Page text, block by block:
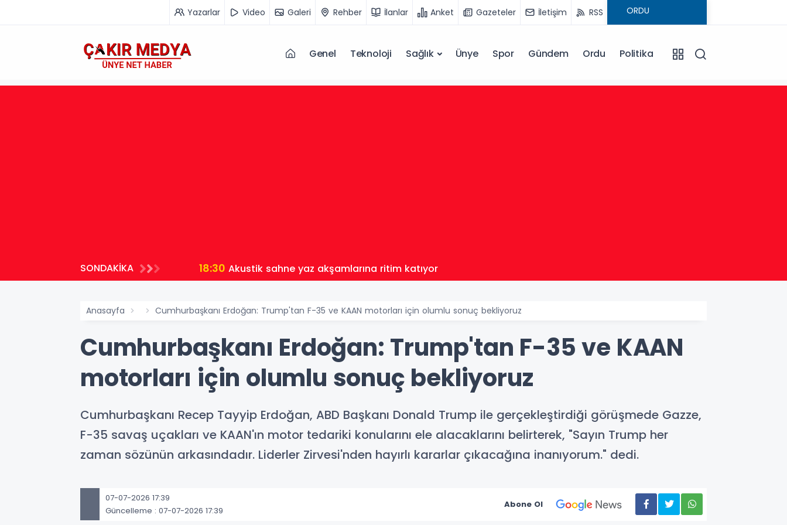
Yazarlar Video Galeri Rehber İlanlar Anket Gazeteler İletişim RSS
Genel Teknoloji Sağlık Ünye Spor Gündem Ordu Politika
SONDAKİKA 18:30 Akustik sahne yaz akşamlarına ritim katıyor
Anasayfa Cumhurbaşkanı Erdoğan: Trump'tan F-35 ve KAAN motorları için olumlu sonuç bekliyoruz
Cumhurbaşkanı Erdoğan: Trump'tan F-35 ve KAAN
motorları için olumlu sonuç bekliyoruz
Cumhurbaşkanı Recep Tayyip Erdoğan, ABD Başkanı Donald Trump ile gerçekleştirdiği görüşmede Gazze,
F-35 savaş uçakları ve KAAN'ın motor tedariki konularını ele alacaklarını belirterek, "Sayın Trump her
zaman sözünün arkasındadır. Liderler Zirvesi'nden hayırlı kararlar çıkacağına inanıyorum." dedi.
07-07-2026 17:39
Güncelleme : 07-07-2026 17:39
Abone Ol